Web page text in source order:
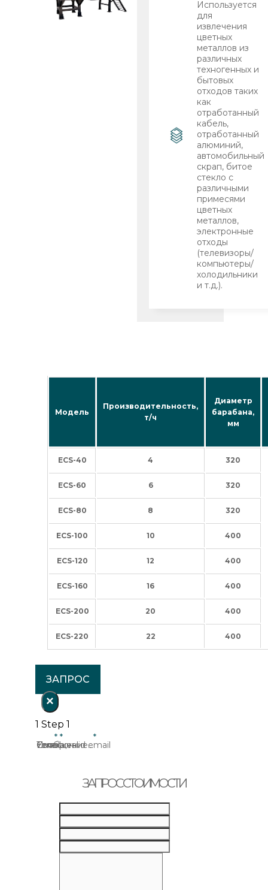
Используется
для
извлечения
цветных
металлов из
различных
техногенных и
бытовых
отходов таких
как
отработанный
кабель,
отработанный
алюминий,
автомобильный
скрап, битое
стекло с
различными
примесями
цветных
металлов,
электронные
отходы
(телевизоры/
компьютеры/
холодильники
и т.д.).
Модель
Производительность,
т/ч
Диаметр
барабана,
мм
ECS-40 4 320
ECS-60 6 320
ECS-80 8 320
ECS-100 10 400
ECS-120 12 400
ECS-160 16 400
ECS-200 20 400
ECS-220 22 400
ЗАПРОС
×
1 Step 1
ЗАПРОС СТОИМОСТИ
Имя
Emaila valid email
Телефон
Тема
Сообщение...